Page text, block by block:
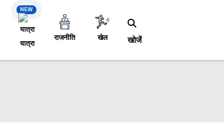
NEW
यात्रा
राजनीति खेल खोजें